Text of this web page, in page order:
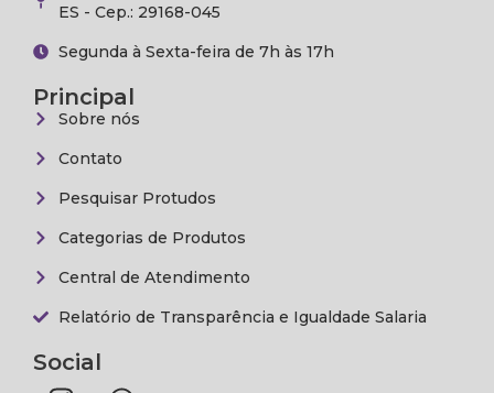
ES - Cep.: 29168-045
Segunda à Sexta-feira de 7h às 17h
Principal
Sobre nós
Contato
Pesquisar Protudos
Categorias de Produtos
Central de Atendimento
Relatório de Transparência e Igualdade Salaria
Social